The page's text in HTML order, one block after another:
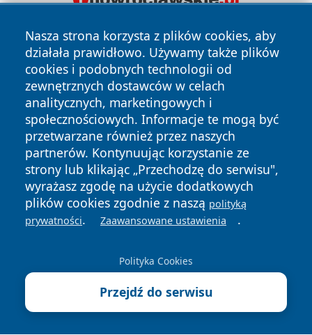
Nasza strona korzysta z plików cookies, aby
działała prawidłowo. Używamy także plików
cookies i podobnych technologii od
zewnętrznych dostawców w celach
analitycznych, marketingowych i
społecznościowych. Informacje te mogą być
przetwarzane również przez naszych
partnerów. Kontynuując korzystanie ze
strony lub klikając „Przechodzę do serwisu",
wyrażasz zgodę na użycie dodatkowych
plików cookies zgodnie z naszą polityką
prywatności. Zaawansowane ustawienia .
Polityka Cookies
Przejdź do serwisu
Copyright © 2026 faktyopole.pl Wszystkie prawa zastrzeżone.
News Autorzy
Polityka
Prywatności
Polityka
Cookies